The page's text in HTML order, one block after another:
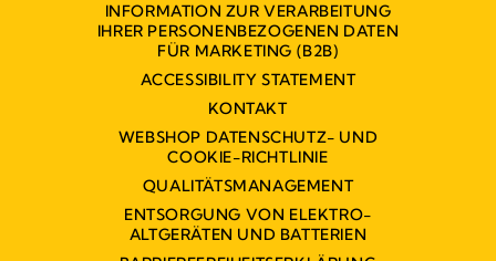
INFORMATION ZUR VERARBEITUNG
IHRER PERSONENBEZOGENEN DATEN
FÜR MARKETING (B2B)
ACCESSIBILITY STATEMENT
KONTAKT
WEBSHOP DATENSCHUTZ- UND
COOKIE-RICHTLINIE
QUALITÄTSMANAGEMENT
ENTSORGUNG VON ELEKTRO-
ALTGERÄTEN UND BATTERIEN